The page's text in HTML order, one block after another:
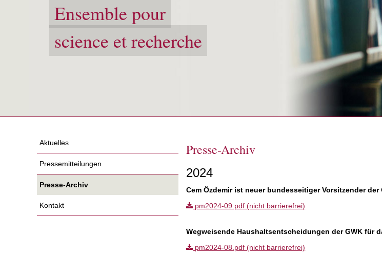
Ensemble pour
science et recherche
Aktuelles
Pressemitteilungen
Presse-Archiv
Kontakt
Presse-Archiv
2024
Cem Özdemir ist neuer bundesseitiger Vorsitzender der
pm2024-09.pdf (nicht barrierefrei)
Wegweisende Haushaltsentscheidungen der GWK für
pm2024-08.pdf (nicht barrierefrei)